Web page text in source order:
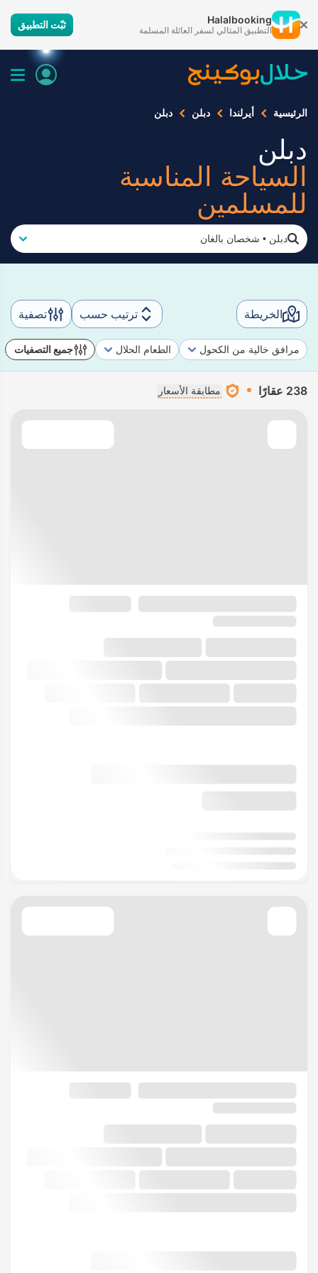
Halalbooking
التطبيق المثالي لسفر العائلة المسلمة ثبّت التطبيق
الرئيسية أيرلندا دبلن دبلن
دبلن
السياحة المناسبة
للمسلمين
دبلن • شخصان بالغان
الخريطة ترتيب حسب تصفية
مرافق خالية من الكحول الطعام الحلال جميع التصفيات
238 عقارًا مطابقة الأسعار